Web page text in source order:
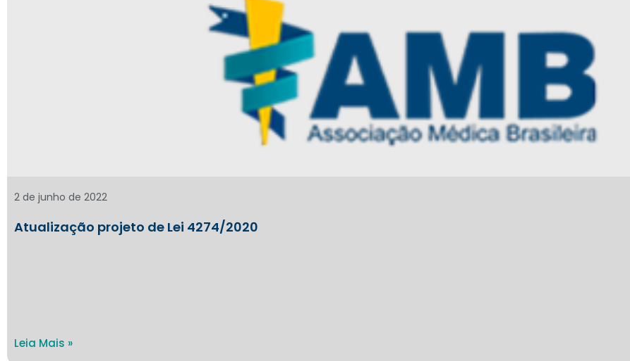
Atualização projeto de Lei 4274/2020
2 de junho de 2022
Leia Mais »